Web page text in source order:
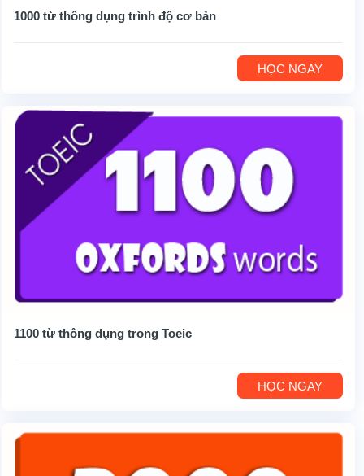
1000 từ thông dụng trình độ cơ bản
HỌC NGAY
1100 từ thông dụng trong Toeic
HỌC NGAY